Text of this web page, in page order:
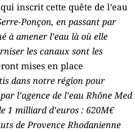
inscrit cette quête de l’eau
Ponçon, en passant par
à amener l’eau là où elle
les canaux sont les
mises en place
dans notre région pour
l’agence de l’eau Rhône Med
1 milliard d’euros : 620M€
de Provence Rhodanienne